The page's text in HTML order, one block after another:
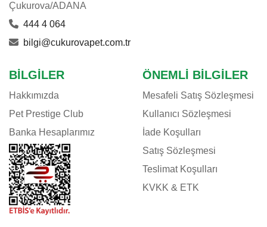
Çukurova/ADANA
444 4 064
bilgi@cukurovapet.com.tr
BILGILER
Hakkımızda
Pet Prestige Club
Banka Hesaplarımız
ÖNEMLI BILGILER
Mesafeli Satış Sözleşmesi
Kullanıcı Sözleşmesi
İade Koşulları
Satış Sözleşmesi
Teslimat Koşulları
KVKK & ETK